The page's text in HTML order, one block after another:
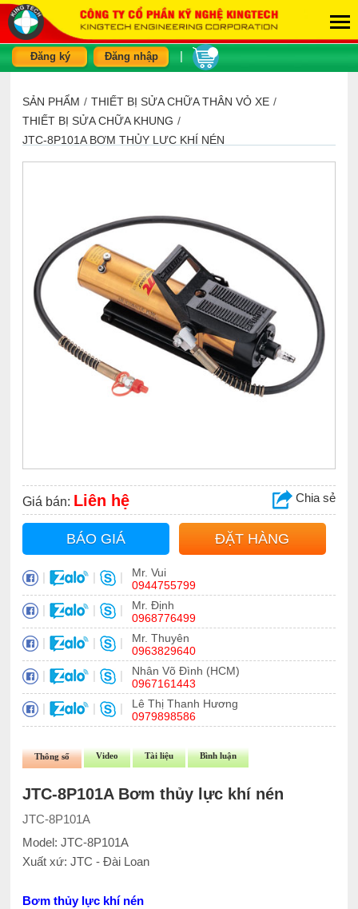
Đăng ký Đăng nhập
SẢN PHẨM / THIẾT BỊ SỬA CHỮA THÂN VỎ XE /
THIẾT BỊ SỬA CHỮA KHUNG /
JTC-8P101A BƠM THỦY LỰC KHÍ NÉN
Giá bán: Liên hệ Chia sẻ
BÁO GIÁ ĐẶT HÀNG
| | |
Mr. Vui
0944755799
| | |
Mr. Định
0968776499
| | |
Mr. Thuyên
0963829640
| | |
Nhân Võ Đình (HCM)
0967161443
| | |
Lê Thị Thanh Hương
0979898586
Thông số Video Tài liệu Bình luận
JTC-8P101A Bơm thủy lực khí nén
JTC-8P101A
Model: JTC-8P101A
Xuất xứ: JTC - Đài Loan
Bơm thủy lực khí nén